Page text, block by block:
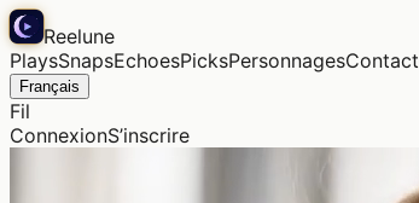
Reelune
PlaysSnapsEchoesPicksPersonnagesContact
Français
Fil
ConnexionS’inscrire